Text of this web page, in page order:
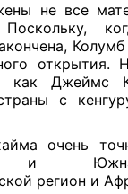
не все
открытия.
как Джеймс
с
очень
и
регион и